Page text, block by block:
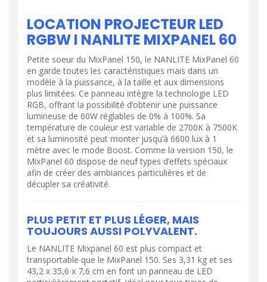
LOCATION PROJECTEUR LED
RGBW I NANLITE MIXPANEL 60
Petite soeur du MixPanel 150, le NANLITE MixPanel 60
en garde toutes les caractéristiques mais dans un
modèle à la puissance, à la taille et aux dimensions
plus limitées. Ce panneau intègre la technologie LED
RGB, offrant la possibilité d’obtenir une puissance
lumineuse de 60W réglables de 0% à 100%. Sa
température de couleur est variable de 2700K à 7500K
et sa luminosité peut monter jusqu’à 6600 lux à 1
mètre avec le mode Boost. Comme la version 150, le
MixPanel 60 dispose de neuf types d’effets spéciaux
afin de créer des ambiances particulières et de
décupler sa créativité.
PLUS PETIT ET PLUS LÉGER, MAIS
TOUJOURS AUSSI POLYVALENT.
Le NANLITE Mixpanel 60 est plus compact et
transportable que le MixPanel 150. Ses 3,31 kg et ses
43,2 x 35,6 x 7,6 cm en font un panneau de LED